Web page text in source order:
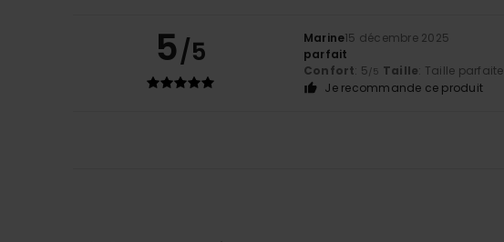
5/5 Marine15 décembre 2025
parfait
Confort: 5/5 Taille: Taille parfaite
Je recommande ce produit